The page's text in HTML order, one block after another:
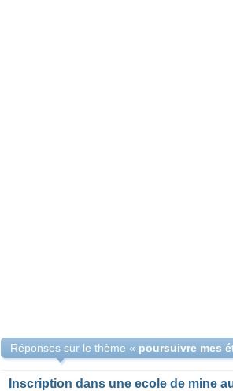
Réponses sur le thème « poursuivre mes
Inscription dans une ecole de mine